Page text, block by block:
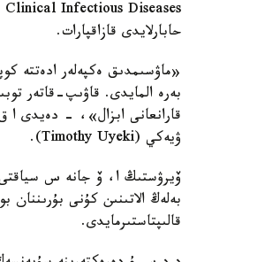
حابارلايدى قازاقپارات.
«ماۋسىمدىق ەكپەلەر ادەتتە
بەرە المايدى. قاۋىپ-قاتەر
قارانعانى ابزال»، - دەيدى ا
ۋيەكي (Timothy Uyeki).
ۆيرۋستىڭ ا، ۆ جانە س سياقتى
بەلەڭ الاتىنىن كۇنى
قالىپتاستىرمايدى.